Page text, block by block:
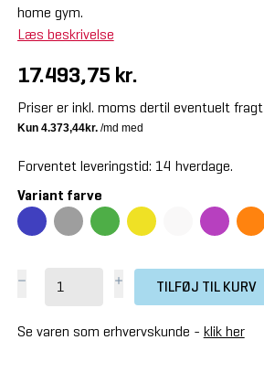
home gym.
Læs beskrivelse
17.493,75 kr.
Priser er inkl. moms dertil eventuelt fragt
Forventet leveringstid: 14 hverdage.
Variant farve
TILFØJ TIL KURV
Se varen som erhvervskunde - klik her